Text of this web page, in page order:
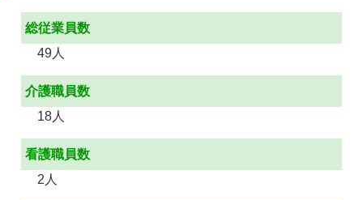
総従業員数
49人
介護職員数
18人
看護職員数
2人